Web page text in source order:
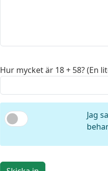
Hur mycket är 18 + 58? (En
Jag